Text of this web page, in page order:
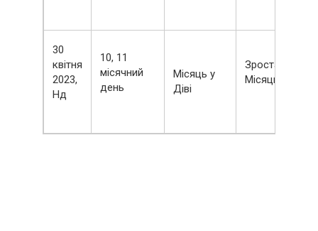
30
квітня
2023,
Нд
10, 11
місячний
день
Місяць у
Діві
Зростаючий
Місяць